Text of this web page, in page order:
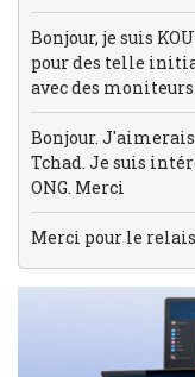
Bonjour, je suis
pour des telle
avec des moniteurs
Bonjour. J'aimerais
Tchad. Je suis
ONG. Merci
Merci pour le